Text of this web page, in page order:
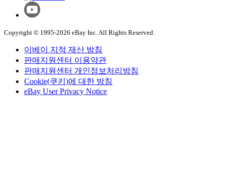
Copyright © 1995-2026 eBay Inc. All Rights Reserved.
이베이 지적 재산 방침
판매지원센터 이용약관
판매지원센터 개인정보처리방침
Cookie(쿠키)에 대한 방침
eBay User Privacy Notice